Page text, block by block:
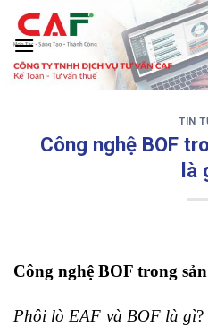
Skip
content
‹
TIN
Công nghệ BOF
là
Công nghệ BOF trong
Phôi lò EAF và BOF là gì